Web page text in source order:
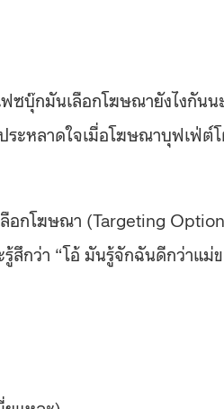
ฟซบุ๊กมันเลือกโฆษณายังไงกันน
ะหลาดใจเมื่อโฆษณาบุฟเฟ่ต์โ
อกโฆษณา (Targeting
สึกว่า “โอ้ มันรู้จักฉันดีกว่าแม่